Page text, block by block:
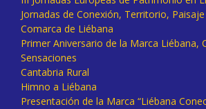
Jornadas de Conexión, Territorio,
Comarca de Liébana
Primer Aniversario de la Marca Liébana,
Sensaciones
Cantabria Rural
Himno a Liébana
Presentación de la Marca “Liébana